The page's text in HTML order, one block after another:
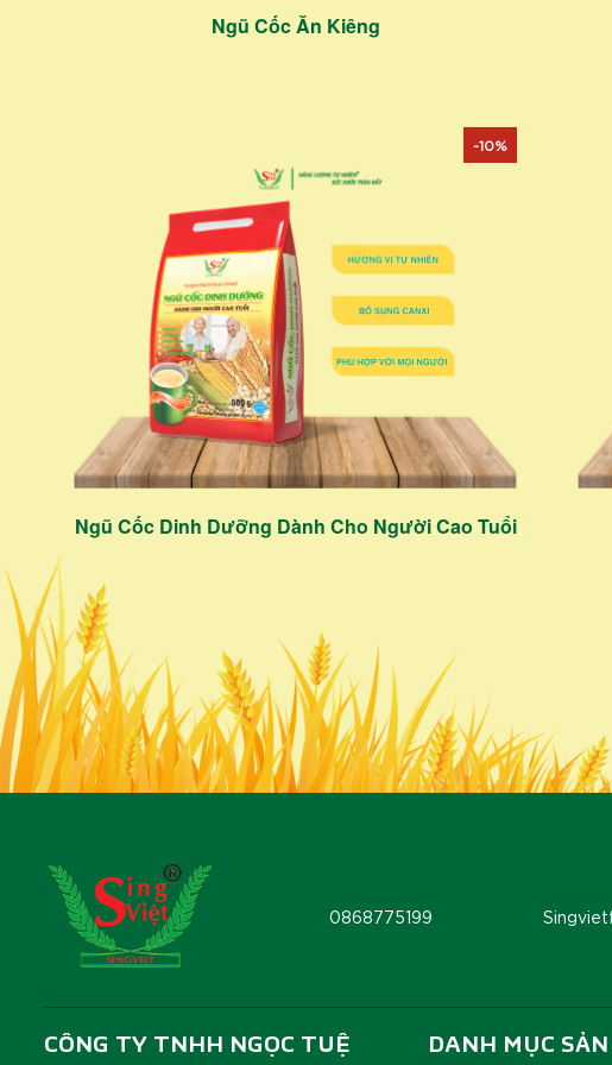
Ngũ Cốc Ăn Kiêng
-10%
Ngũ Cốc Dinh Dưỡng Dành Cho Người Cao Tuổi
0868775199
CÔNG TY TNHH NGỌC TUỆ DANH MỤC